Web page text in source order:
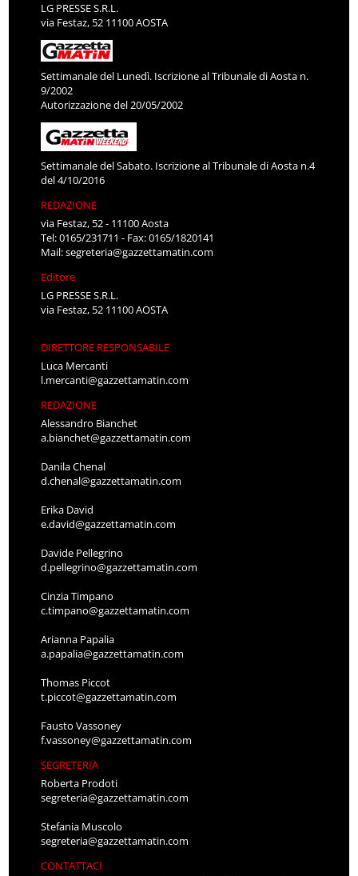
LG PRESSE S.R.L.
via Festaz, 52 11100 AOSTA
Settimanale del Lunedì. Iscrizione al Tribunale di Aosta n.
9/2002
Autorizzazione del 20/05/2002
Settimanale del Sabato. Iscrizione al Tribunale di Aosta n.4
del 4/10/2016
REDAZIONE
via Festaz, 52 - 11100 Aosta
Tel: 0165/231711 - Fax: 0165/1820141
Mail:segreteria@gazzettamatin.com
Editore
LG PRESSE S.R.L.
via Festaz, 52 11100 AOSTA
DIRETTORE RESPONSABILE
Luca Mercanti
l.mercanti@gazzettamatin.com
REDAZIONE
Alessandro Bianchet
a.bianchet@gazzettamatin.com
Danila Chenal
d.chenal@gazzettamatin.com
Erika David
e.david@gazzettamatin.com
Davide Pellegrino
d.pellegrino@gazzettamatin.com
Cinzia Timpano
c.timpano@gazzettamatin.com
Arianna Papalia
a.papalia@gazzettamatin.com
Thomas Piccot
t.piccot@gazzettamatin.com
Fausto Vassoney
f.vassoney@gazzettamatin.com
SEGRETERIA
Roberta Prodoti
segreteria@gazzettamatin.com
Stefania Muscolo
segreteria@gazzettamatin.com
CONTATTACI